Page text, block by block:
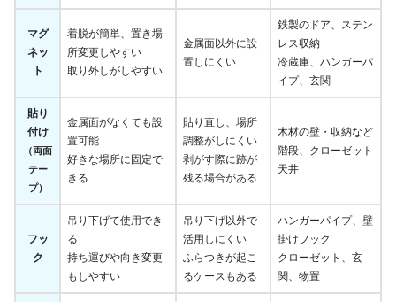
マグ
ネッ
ト
着脱が簡単、置き場
所変更しやすい
取り外しがしやすい
金属面以外に設
置しにくい
鉄製のドア、ステン
レス収納
冷蔵庫、ハンガーパ
イプ、玄関
貼り
付け
（両面
テー
プ）
金属面がなくても設
置可能
好きな場所に固定で
きる
貼り直し、場所
調整がしにくい
剥がす際に跡が
残る場合がある
木材の壁・収納など
階段、クローゼット
天井
フッ
ク
吊り下げて使用でき
る
持ち運びや向き変更
もしやすい
吊り下げ以外で
活用しにくい
ふらつきが起こ
るケースもある
ハンガーパイプ、壁
掛けフック
クローゼット、玄
関、物置